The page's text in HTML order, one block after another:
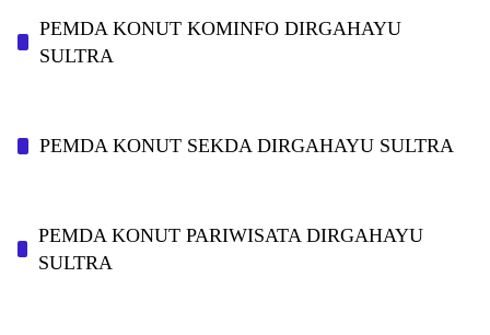
PEMDA KONUT KOMINFO DIRGAHAYU
SULTRA
PEMDA KONUT SEKDA DIRGAHAYU SULTRA
PEMDA KONUT PARIWISATA DIRGAHAYU
SULTRA